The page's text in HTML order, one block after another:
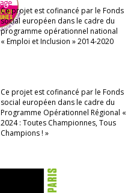
Ce projet est cofinancé par le Fonds
social européen dans le cadre du
programme opérationnel national
« Emploi et Inclusion » 2014-2020
Ce projet est cofinancé par le Fonds
social européen dans le cadre du
Programme Opérationnel Régional «
2024 : Toutes Championnes, Tous
Champions ! »